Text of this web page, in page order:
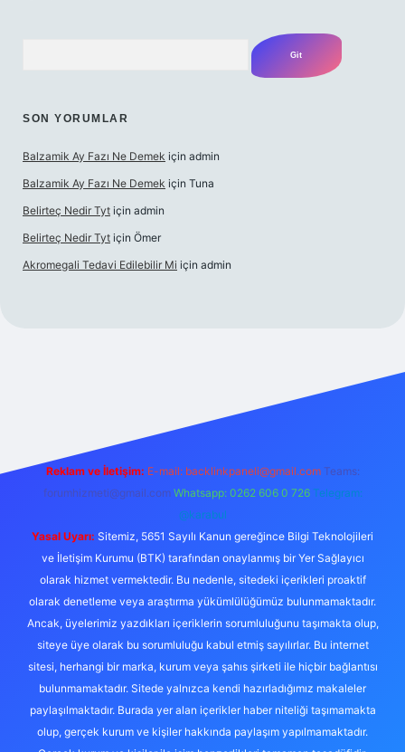
SON YORUMLAR
Balzamik Ay Fazı Ne Demek için admin
Balzamik Ay Fazı Ne Demek için Tuna
Belirteç Nedir Tyt için admin
Belirteç Nedir Tyt için Ömer
Akromegali Tedavi Edilebilir Mi için admin
Reklam ve İletişim: E-mail: backlinkpaneli@gmail.com Teams:
forumhizmeti@gmail.com Whatsapp: 0262 606 0 726 Telegram:
@karabul
Yasal Uyarı: Sitemiz, 5651 Sayılı Kanun gereğince Bilgi Teknolojileri
ve İletişim Kurumu (BTK) tarafından onaylanmış bir Yer Sağlayıcı
olarak hizmet vermektedir. Bu nedenle, sitedeki içerikleri proaktif
olarak denetleme veya araştırma yükümlülüğümüz bulunmamaktadır.
Ancak, üyelerimiz yazdıkları içeriklerin sorumluluğunu taşımakta olup,
siteye üye olarak bu sorumluluğu kabul etmiş sayılırlar. Bu internet
sitesi, herhangi bir marka, kurum veya şahıs şirketi ile hiçbir bağlantısı
bulunmamaktadır. Sitede yalnızca kendi hazırladığımız makaleler
paylaşılmaktadır. Burada yer alan içerikler haber niteliği taşımamakta
olup, gerçek kurum ve kişiler hakkında paylaşım yapılmamaktadır.